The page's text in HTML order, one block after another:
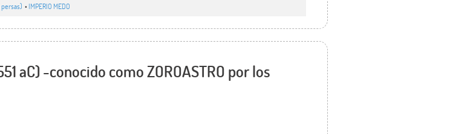
persas) • IMPERIO MEDO
aC) -conocido como ZOROASTRO por los